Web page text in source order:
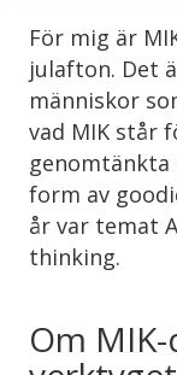
För mig är
julafton. Det
människor
vad MIK står
form av
år var temat
thinking.
Om